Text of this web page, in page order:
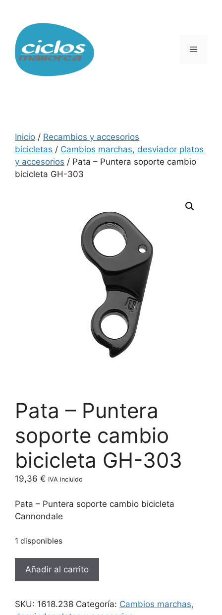
contenido
Menú
Inicio / Recambios y accesorios
bicicletas / Cambios marchas, desviador platos
y accesorios / Pata – Puntera soporte cambio
bicicleta GH-303
Pata – Puntera
soporte cambio
bicicleta GH-303
19,36 € IVA incluido
Pata – Puntera soporte cambio bicicleta
Cannondale
1 disponibles
Pata
soporte
Añadir al carrito
SKU: 1618.238 Categoría: Cambios marchas,